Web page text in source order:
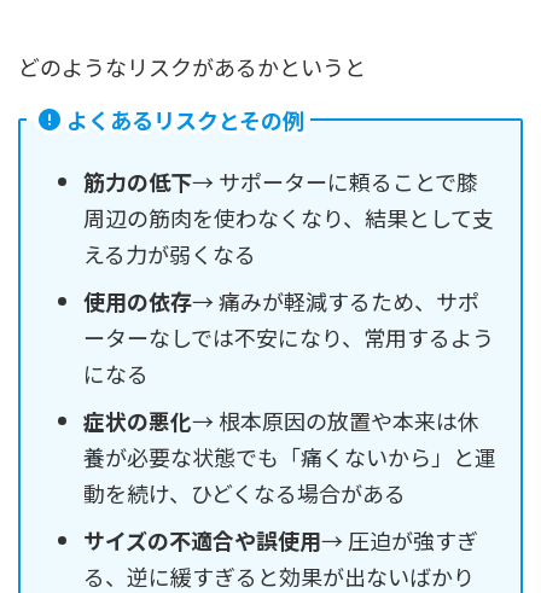
どのようなリスクがあるかというと
よくあるリスクとその例
筋力の低下→ サポーターに頼ることで膝
周辺の筋肉を使わなくなり、結果として支
える力が弱くなる
使用の依存→ 痛みが軽減するため、サポ
ーターなしでは不安になり、常用するよう
になる
症状の悪化→ 根本原因の放置や本来は休
養が必要な状態でも「痛くないから」と運
動を続け、ひどくなる場合がある
サイズの不適合や誤使用→ 圧迫が強すぎ
る、逆に緩すぎると効果が出ないばかり